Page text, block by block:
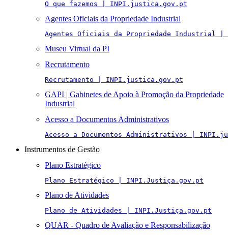
O que fazemos | INPI.justica.gov.pt
Agentes Oficiais da Propriedade Industrial
Agentes Oficiais da Propriedade Industrial
Museu Virtual da PI
Recrutamento
Recrutamento | INPI.justica.gov.pt
GAPI | Gabinetes de Apoio à Promoção da Propriedade
Industrial
Acesso a Documentos Administrativos
Acesso a Documentos Administrativos |
Instrumentos de Gestão
Plano Estratégico
Plano Estratégico | INPI.Justiça.gov.pt
Plano de Atividades
Plano de Atividades | INPI.Justiça.gov.pt
QUAR - Quadro de Avaliação e Responsabilização